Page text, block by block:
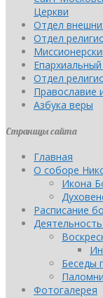
Церкви
Отдел
Отдел
Отдел
Православие
Азбука веры
Страницы сайта
Главная
О соборе
Икона
Расписание
Беседы
Фотогалерея